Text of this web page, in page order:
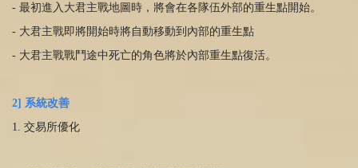
- 最初進入大君主戰地圖時，將會在各隊伍外部的重生點開始。
- 大君主戰即將開始時將自動移動到內部的重生點
- 大君主戰戰鬥途中死亡的角色將於內部重生點復活。
2] 系統改善
1. 交易所優化